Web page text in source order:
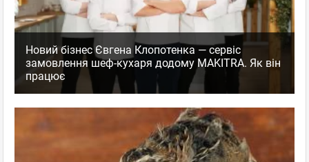
Новий бізнес Євгена Клопотенка — сервіс
замовлення шеф-кухаря додому MAKITRA. Як він
працює